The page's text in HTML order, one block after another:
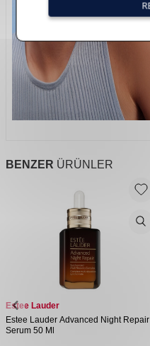
BENZER ÜRÜNLER
Estee Lauder
Estee Lauder Advanced Night Repair
Serum 50 Ml